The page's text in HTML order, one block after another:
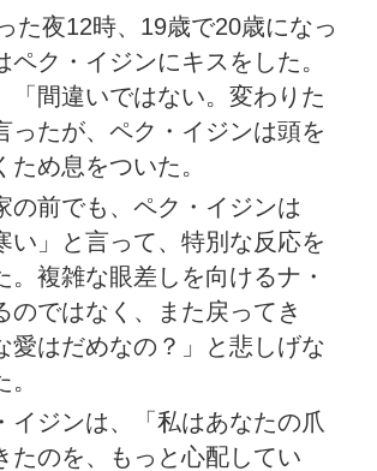
た夜12時、19歳で20歳になっ
ペク・イジンにキスをした。
「間違いではない。変わりた
ったが、ペク・イジンは頭を
ため息をついた。
の前でも、ペク・イジンは
い」と言って、特別な反応を
。複雑な眼差しを向けるナ・
のではなく、また戻ってき
愛はだめなの？」と悲しげな
イジンは、「私はあなたの爪
たのを、もっと心配してい